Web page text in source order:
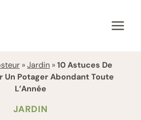
»Jardin »10 Astuces De
Un Potager Abondant Toute
L’Année
JARDIN